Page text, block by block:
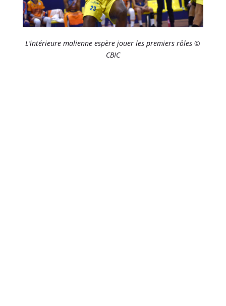
L’intérieure malienne espère jouer les premiers rôles ©
CBIC